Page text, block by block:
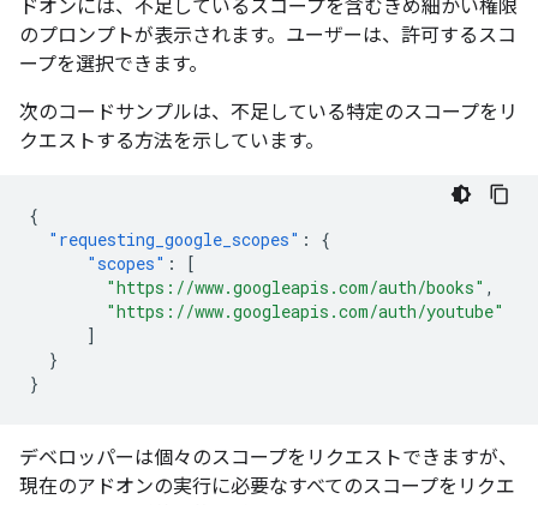
ドオンには、不足しているスコープを含むきめ細かい権限
のプロンプトが表示されます。ユーザーは、許可するスコ
ープを選択できます。
次のコードサンプルは、不足している特定のスコープをリ
クエストする方法を示しています。
{
"requesting_google_scopes" :
{
"scopes" :
[
"https://www.googleapis.com/auth/books" ,
"https://www.googleapis.com/auth/youtube"
]
}
}
デベロッパーは個々のスコープをリクエストできますが、
現在のアドオンの実行に必要なすべてのスコープをリクエ